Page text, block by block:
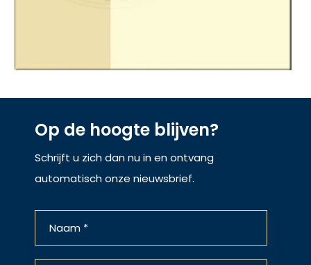
Op de hoogte blijven?
Schrijft u zich dan nu in en ontvang
automatisch onze nieuwsbrief.